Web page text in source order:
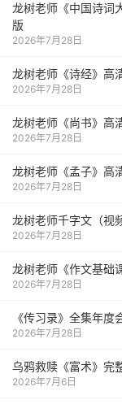
龙树老师《中国诗词
版
2026年7月28日
龙树老师《诗经》高
2026年7月28日
龙树老师《尚书》高
2026年7月28日
龙树老师《孟子》高
2026年7月28日
龙树老师千字文（视
2026年7月28日
龙树老师《作文基础
2026年7月28日
《传习录》全集年度
2026年7月28日
乌鸦救赎《富术》完
2026年7月6日